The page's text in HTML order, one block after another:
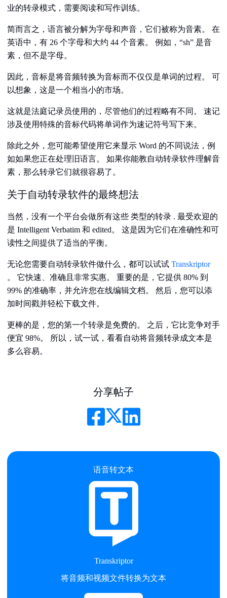
业的转录模式，需要阅读和写作训练。
简而言之，语言被分解为字母和声音，它们被称为音素。 在
英语中，有 26 个字母和大约 44 个音素。 例如，“sh” 是音
素，但不是字母。
因此，音标是将音频转换为音标而不仅仅是单词的过程。 可
以想象，这是一个相当小的市场。
这就是法庭记录员使用的，尽管他们的过程略有不同。 速记
涉及使用特殊的音标代码将单词作为速记符号写下来。
除此之外，您可能希望使用它来显示 Word 的不同说法，例
如如果您正在处理旧语言。 如果你能教自动转录软件理解音
素，那么转录它们就很容易了。
关于自动转录软件的最终想法
当然，没有一个平台会做所有这些 类型的转录 . 最受欢迎的
是 Intelligent Verbatim 和 edited。 这是因为它们在准确性和可
读性之间提供了适当的平衡。
无论您需要自动转录软件做什么，都可以试试 Transkriptor
。 它快速、准确且非常实惠。 重要的是，它提供 80% 到
99% 的准确率，并允许您在线编辑文档。 然后，您可以添
加时间戳并轻松下载文件。
更棒的是，您的第一个转录是免费的。 之后，它比竞争对手
便宜 98%。 所以，试一试，看看自动将音频转录成文本是
多么容易。
分享帖子
语音转文本
Transkriptor
将音频和视频文件转换为文本